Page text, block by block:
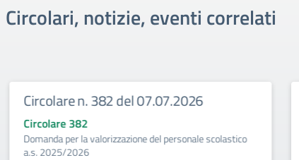
Circolari, notizie, eventi correlati
Circolare n. 382 del 07.07.2026
Circolare 382
Domanda per la valorizzazione del personale scolastico
a.s. 2025/2026